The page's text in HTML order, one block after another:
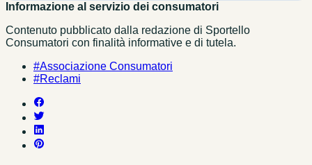
Informazione al servizio dei consumatori
Contenuto pubblicato dalla redazione di Sportello
Consumatori con finalità informative e di tutela.
#Associazione Consumatori
#Reclami